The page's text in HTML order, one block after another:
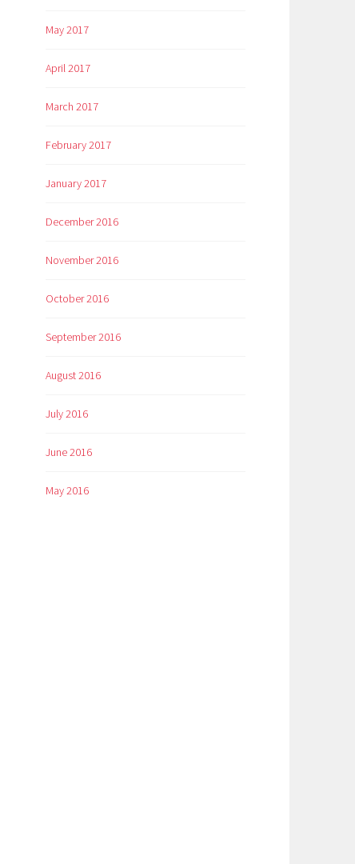
May 2017
April 2017
March 2017
February 2017
January 2017
December 2016
November 2016
October 2016
September 2016
August 2016
July 2016
June 2016
May 2016